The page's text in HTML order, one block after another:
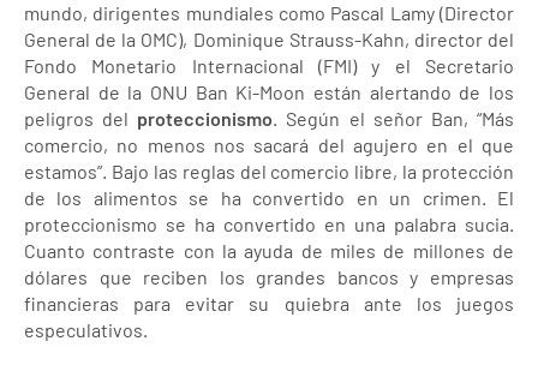
mundo, dirigentes mundiales como Pascal Lamy (Director
General de la OMC), Dominique Strauss-Kahn, director del
Fondo Monetario Internacional (FMI) y el Secretario
General de la ONU Ban Ki-Moon están alertando de los
peligros del proteccionismo. Según el señor Ban, “Más
comercio, no menos nos sacará del agujero en el que
estamos”. Bajo las reglas del comercio libre, la protección
de los alimentos se ha convertido en un crimen. El
proteccionismo se ha convertido en una palabra sucia.
Cuanto contraste con la ayuda de miles de millones de
dólares que reciben los grandes bancos y empresas
financieras para evitar su quiebra ante los juegos
especulativos.